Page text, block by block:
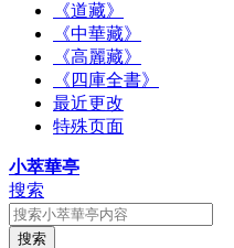
《道藏》
《中華藏》
《高麗藏》
《四庫全書》
最近更改
特殊页面
小萃華亭
搜索
搜索